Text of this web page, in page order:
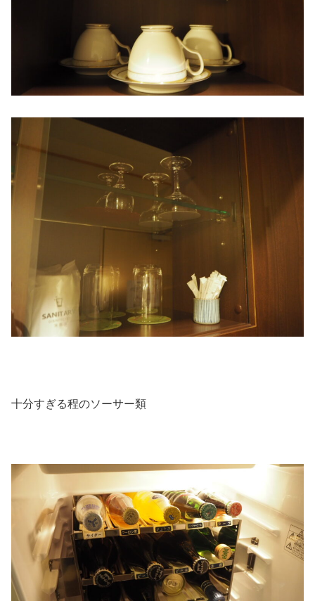
十分すぎる程のソーサー類